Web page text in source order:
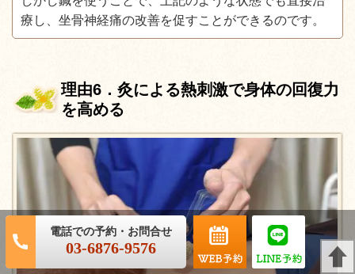
03-6876-9576
療し、坐骨神経痛の改善を促すことができるのです。
理由6 ．灸による熱刺激で身体の回復力
を高める